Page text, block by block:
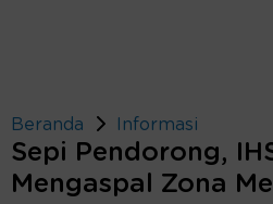
Beranda Informasi
Sepi Pendorong,
Mengaspal Zona